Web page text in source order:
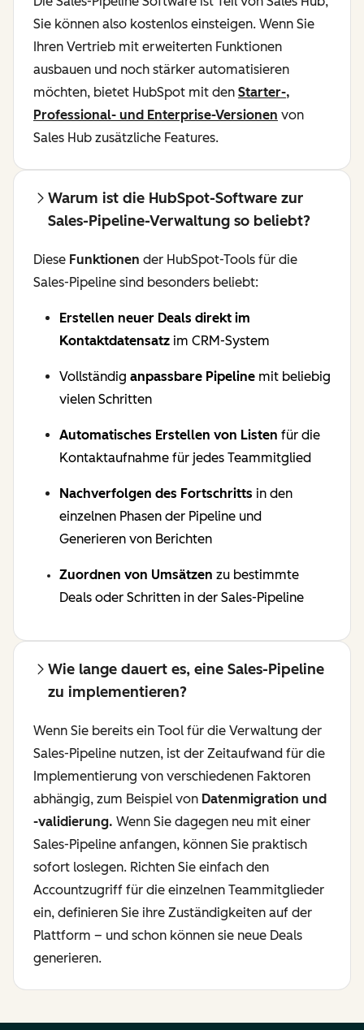
Sie können also kostenlos einsteigen. Wenn Sie
Ihren Vertrieb mit erweiterten Funktionen
ausbauen und noch stärker automatisieren
möchten, bietet HubSpot mit den Starter-,
Professional- und Enterprise-Versionen von
Sales Hub zusätzliche Features.
Warum ist die HubSpot-Software zur
Sales-Pipeline-Verwaltung so beliebt?
Diese Funktionen der HubSpot-Tools für die
Sales-Pipeline sind besonders beliebt:
Erstellen neuer Deals direkt im
Kontaktdatensatz im CRM-System
Vollständig anpassbare Pipeline mit beliebig
vielen Schritten
Automatisches Erstellen von Listen für die
Kontaktaufnahme für jedes Teammitglied
Nachverfolgen des Fortschritts in den
einzelnen Phasen der Pipeline und
Generieren von Berichten
Zuordnen von Umsätzen zu bestimmte
Deals oder Schritten in der Sales-Pipeline
Wie lange dauert es, eine Sales-Pipeline
zu implementieren?
Wenn Sie bereits ein Tool für die Verwaltung der
Sales-Pipeline nutzen, ist der Zeitaufwand für die
Implementierung von verschiedenen Faktoren
abhängig, zum Beispiel von Datenmigration und
-validierung. Wenn Sie dagegen neu mit einer
Sales-Pipeline anfangen, können Sie praktisch
sofort loslegen. Richten Sie einfach den
Accountzugriff für die einzelnen Teammitglieder
ein, definieren Sie ihre Zuständigkeiten auf der
Plattform – und schon können sie neue Deals
generieren.